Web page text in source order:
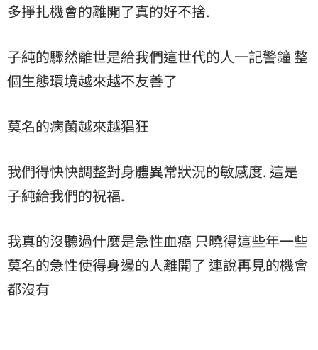
多掙扎機會的離開了真的好不捨.
子純的驟然離世是給我們這世代的人一記警鐘 整
個生態環境越來越不友善了
莫名的病菌越來越猖狂
我們得快快調整對身體異常狀況的敏感度. 這是
子純給我們的祝福.
我真的沒聽過什麼是急性血癌 只曉得這些年一些
莫名的急性使得身邊的人離開了 連說再見的機會
都沒有